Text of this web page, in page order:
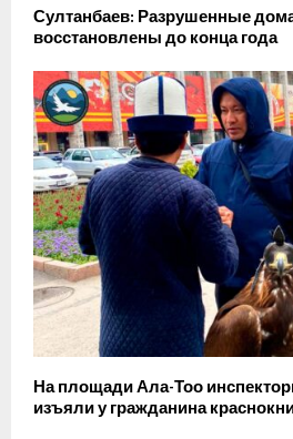
Султанбаев: Разрушенные
восстановлены до конца года
На площади Ала-Тоо
изъяли у гражданина